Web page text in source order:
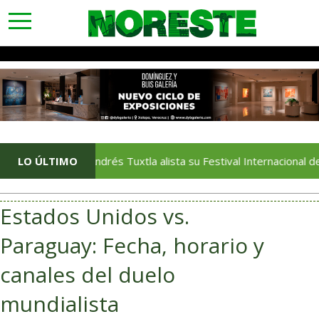
toggle
navigation
LO ÚLTIMO
San Andrés Tuxtla alista su Festival Internacional de Globos
Estados Unidos vs.
Paraguay: Fecha, horario y
canales del duelo
mundialista